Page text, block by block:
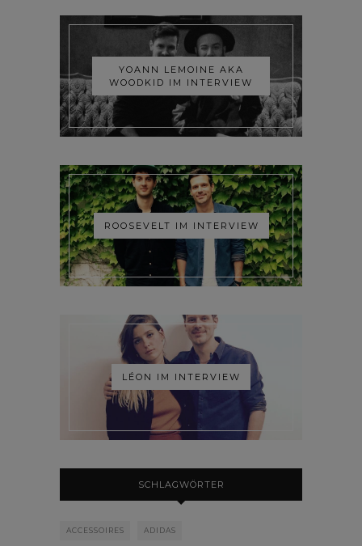
YOANN LEMOINE AKA
WOODKID IM INTERVIEW
ROOSEVELT IM INTERVIEW
LÉON IM INTERVIEW
SCHLAGWÖRTER
ACCESSOIRES ADIDAS